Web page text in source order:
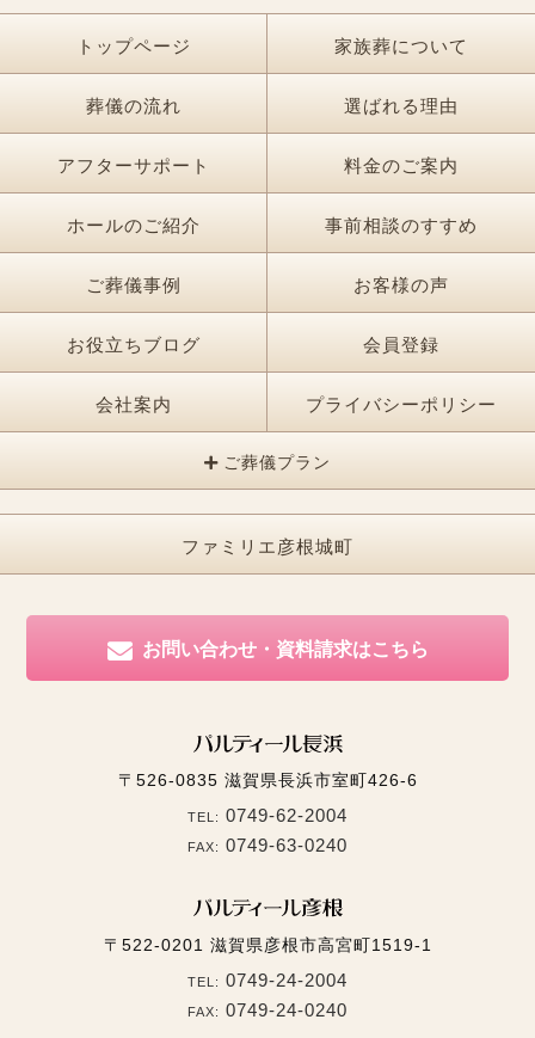
トップページ 家族葬について
葬儀の流れ 選ばれる理由
アフターサポート 料金のご案内
ホールのご紹介 事前相談のすすめ
ご葬儀事例 お客様の声
お役立ちブログ 会員登録
会社案内 プライバシーポリシー
ご葬儀プラン
ファミリエ彦根城町
お問い合わせ・資料請求はこちら
〒526-0835 滋賀県長浜市室町426-6
TEL: 0749-62-2004
FAX: 0749-63-0240
〒522-0201 滋賀県彦根市高宮町1519-1
TEL: 0749-24-2004
FAX: 0749-24-0240